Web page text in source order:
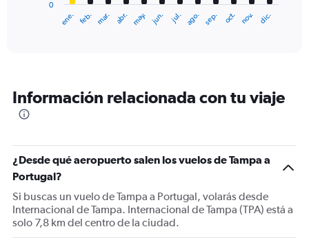
categories.
The
Y
axis
displaying
values.
Range:
0
ene. feb. mar. abr. may. jun. jul. ago. sep. oct. nov. dic.
0
Información relacionada con tu viaje
¿Desde qué aeropuerto salen los vuelos de Tampa a
Portugal?
Si buscas un vuelo de Tampa a Portugal, volarás desde
Internacional de Tampa. Internacional de Tampa (TPA) está a
solo 7,8 km del centro de la ciudad.